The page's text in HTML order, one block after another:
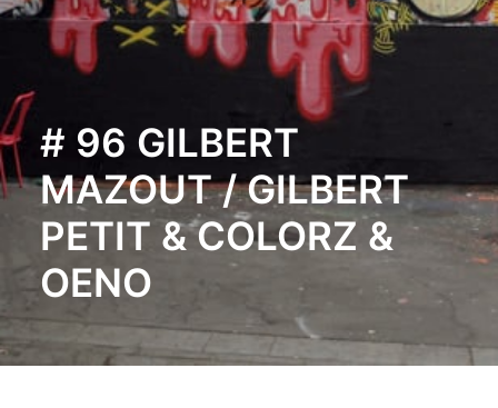
# 96 GILBERT
MAZOUT / GILBERT
PETIT & COLORZ &
OENO